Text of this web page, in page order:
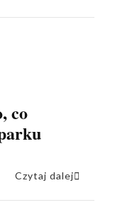
co
Czytaj dalej